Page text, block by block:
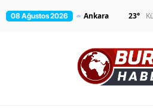
08 Ağustos 2026 23°